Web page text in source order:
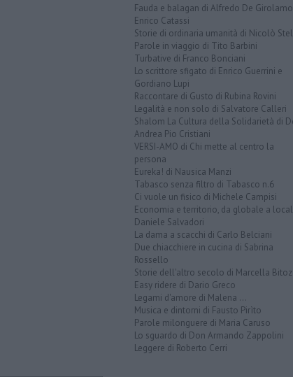
Fauda e balagan di Alfredo De
Enrico Catassi
Storie di ordinaria umanità di Nicolò
Parole in viaggio di Tito Barbini
Turbative di Franco Bonciani
Lo scrittore sfigato di Enrico Guerrini e
Gordiano Lupi
Raccontare di Gusto di Rubina Rovini
Legalità e non solo di Salvatore Calleri
Shalom La Cultura della Solidarietà di
Andrea Pio Cristiani
VERSI-AMO di Chi mette al centro la
persona
Eureka! di Nausica Manzi
Tabasco senza filtro di Tabasco n.6
Ci vuole un fisico di Michele Campisi
Economia e territorio, da globale a
Daniele Salvadori
La dama a scacchi di Carlo Belciani
Due chiacchiere in cucina di Sabrina
Rossello
Storie dell'altro secolo di Marcella
Easy ridere di Dario Greco
Legami d'amore di Malena ...
Musica e dintorni di Fausto Pirìto
Parole milonguere di Maria Caruso
Lo sguardo di Don Armando Zappolini
Leggere di Roberto Cerri